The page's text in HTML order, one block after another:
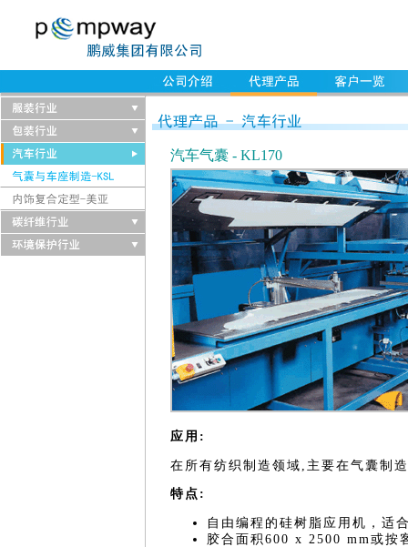
汽车气囊 - KL170
应用:
在所有纺织制造领域,主要在气囊制
特点:
自由编程的硅树脂应用机，适
胶合面积600 x 2500 mm或按